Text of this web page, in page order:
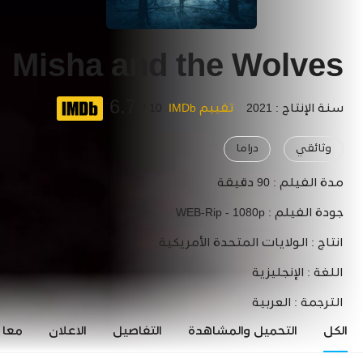
Misha and the Wolves
سنة الإنتاج : 2021 تقييم IMDb 6.7
وثائقي دراما
مدة الفيلم : 90 دقيقة
جودة الفيلم : WEB-Rip - 1080p
انتاج : الولايات المتحدة الأمريكية
اللغة : الإنجليزية
الترجمة : العربية
الكل التحميل والمشاهدة التفاصيل الاعلان